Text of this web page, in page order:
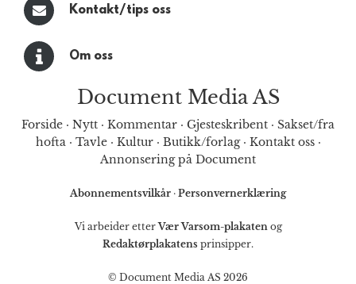
Kontakt/tips oss
Om oss
Document Media AS
Forside · Nytt · Kommentar · Gjesteskribent · Sakset/fra
hofta· Tavle· Kultur· Butikk/forlag· Kontakt oss·
Annonsering på Document
Abonnementsvilkår · Personvernerklæring
Vi arbeider etterVær Varsom-plakaten og
Redaktørplakatens prinsipper.
© Document Media AS 2026